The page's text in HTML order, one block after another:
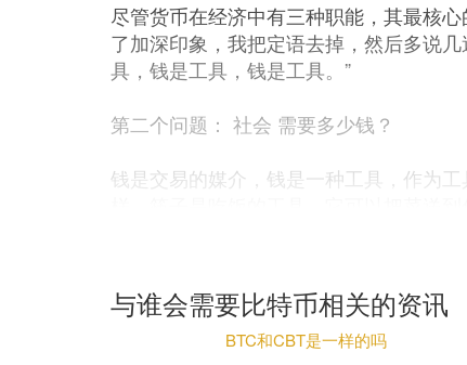
尽管货币在经济中有三种职能，其最核
了加深印象，我把定语去掉，然后多说
具，钱是工具，钱是工具。”
第二个问题： 社会 需要多少钱？
钱是交易的媒介，钱是一种工具，作为
样，筷子是吃饭的工具，它可以把菜送
一个国家需要多少钱，取决于需要交易
想必是很容易理解的，我们简化一下这
是张三李四王五，有一天张三付了1000
与谁会需要比特币相关的资讯
BTC和CBT是一样的吗